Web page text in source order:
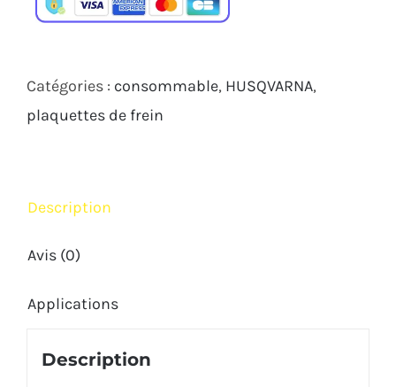
DE
ARRIERE
HUSQVARNA
Catégories : consommable HUSQVARNA
plaquettes de frein
Description
Avis (0)
Applications
Description